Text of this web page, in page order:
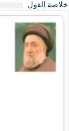
خلاصة القول